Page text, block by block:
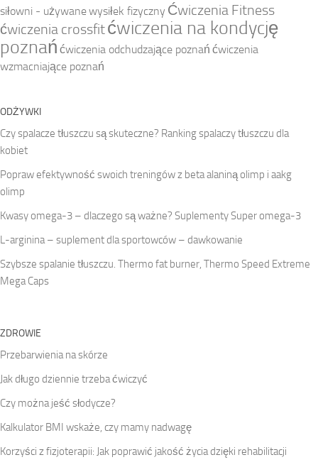
siłowni - używanewysiłek fizyczny Ćwiczenia Fitness
ćwiczenia crossfitćwiczenia na kondycję
poznań ćwiczenia odchudzające poznań ćwiczenia
wzmacniające poznań
ODŻYWKI
Czy spalacze tłuszczu są skuteczne? Ranking spalaczy tłuszczu dla
kobiet
Popraw efektywność swoich treningów z beta alaniną olimp i aakg
olimp
Kwasy omega-3 – dlaczego są ważne? Suplementy Super omega-3
L-arginina – suplement dla sportowców – dawkowanie
Szybsze spalanie tłuszczu. Thermo fat burner, Thermo Speed Extreme
Mega Caps
ZDROWIE
Przebarwienia na skórze
Jak długo dziennie trzeba ćwiczyć
Czy można jeść słodycze?
Kalkulator BMI wskaże, czy mamy nadwagę
Korzyści z fizjoterapii: Jak poprawić jakość życia dzięki rehabilitacji